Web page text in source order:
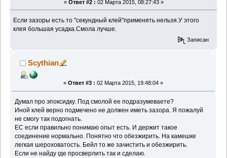
« Ответ #2 : 02 Марта 2015, 08:27:43 »
Если зазоры есть то "секундный клей"применять нельзя.У этого
клея большая усадка.Смола лучше.
Записан
Scythian
« Ответ #3 : 02 Марта 2015, 19:48:04 »
Думал про эпоксидку. Под смолой ее подразумеваете?
Иной клей верно подмечено не должен иметь зазора. Я пожалуй
не смогу так подогнать.
ЕС если правильно понимаю опыт есть. И держит такое
соединение нормально. Понятно что обезжирить. На камешке
легкая шероховатость. Бейл то же зачистить и обезжирить.
Если не найду где просверлить так и сделаю.